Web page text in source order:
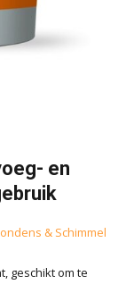
en
& Schimmel
geschikt om te